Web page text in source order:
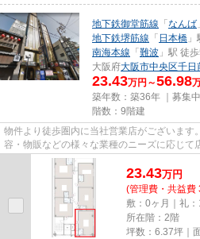
地下鉄御堂筋線 「なんば
地下鉄堺筋線 「 日本橋
南海本線 「難波 」駅 徒
大阪府大阪市中央区千日
23.43万円～56.98
築年数：築36年 ｜募集中
階数：9階建
物件より徒歩圏内に当社営業店がございます
容・物販などの様々な業種のニーズに応じて
尚、弊社ではおとり広告は一切...
23.43万円
(管理費・共益費
敷：0ヶ月｜礼：
所在階：2階
坪数：6.37坪｜